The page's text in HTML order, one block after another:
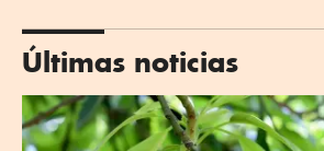
Últimas noticias